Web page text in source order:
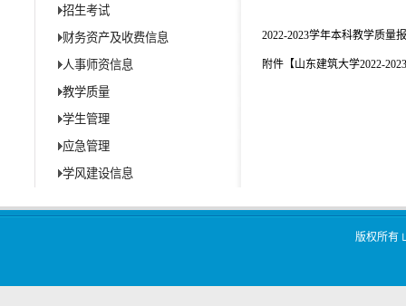
招生考试
财务资产及收费信息
人事师资信息
教学质量
学生管理
应急管理
学风建设信息
2022-2023学年本科教学质量
附件【山东建筑大学2022-
版权所有